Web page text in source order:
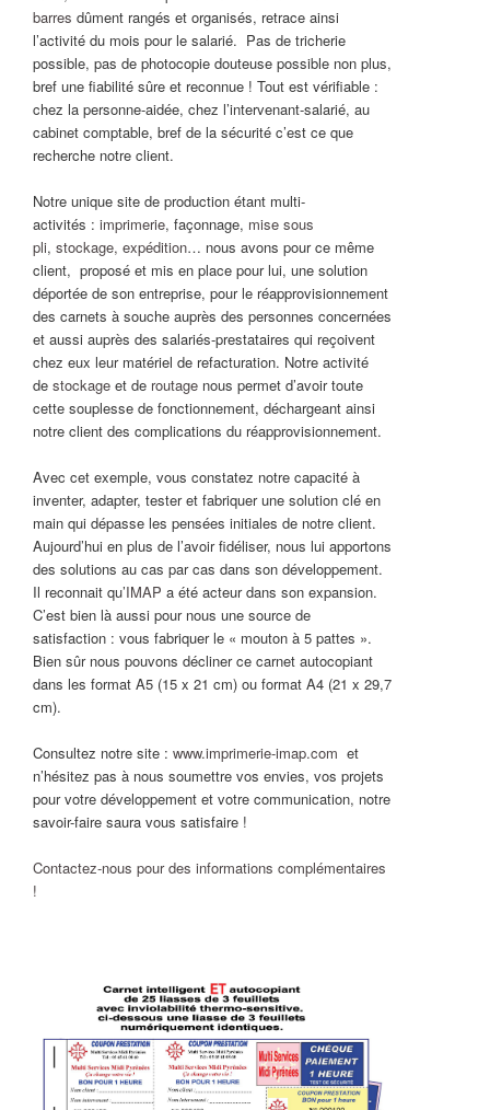
barres dûment rangés et organisés, retrace ainsi
l’activité du mois pour le salarié. Pas de tricherie
possible, pas de photocopie douteuse possible non plus,
bref une fiabilité sûre et reconnue ! Tout est vérifiable :
chez la personne-aidée, chez l’intervenant-salarié, au
cabinet comptable, bref de la sécurité c’est ce que
recherche notre client.
Notre unique site de production étant multi-
activités : imprimerie, façonnage, mise sous
pli, stockage, expédition… nous avons pour ce même
client, proposé et mis en place pour lui, une solution
déportée de son entreprise, pour le réapprovisionnement
des carnets à souche auprès des personnes concernées
et aussi auprès des salariés-prestataires qui reçoivent
chez eux leur matériel de refacturation. Notre activité
de stockageet de routagenous permet d’avoir toute
cette souplesse de fonctionnement, déchargeant ainsi
notre client des complications du réapprovisionnement.
Avec cet exemple, vous constatez notre capacité à
inventer, adapter, tester et fabriquer une solution clé en
main qui dépasse les pensées initiales de notre client.
Aujourd’hui en plus de l’avoir fidéliser, nous lui apportons
des solutions au cas par cas dans son développement.
Il reconnait qu’IMAP a été acteur dans son expansion.
C’est bien là aussi pour nous une source de
satisfaction : vous fabriquer le « mouton à 5 pattes ».
Bien sûr nous pouvons décliner ce carnet autocopiant
dans les format A5 (15 x 21 cm) ou format A4 (21 x 29,7
cm).
Consultez notre site : www.imprimerie-imap.com et
n’hésitez pas à nous soumettre vos envies, vos projets
pour votre développement et votre communication, notre
savoir-faire saura vous satisfaire !
Contactez-nous pour des informations complémentaires
!